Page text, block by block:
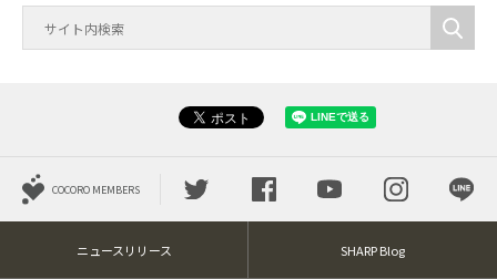
COCORO MEMBERS
ニュースリリース SHARP Blog